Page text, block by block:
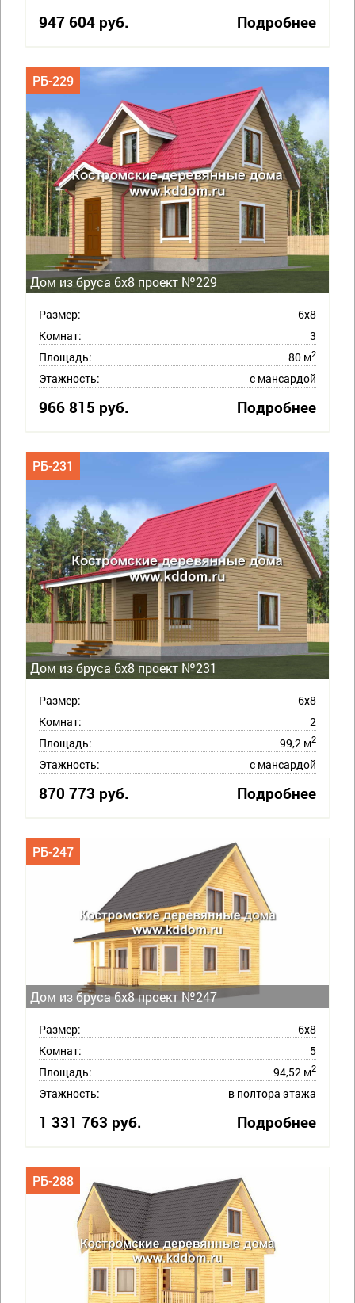
947 604 руб. Подробнее
Дом из бруса 6х8 проект №229
РБ-229
Размер:
6х8
Комнат:
3
Площадь:
80 м2
Этажность: с мансардой
966 815 руб. Подробнее
Дом из бруса 6х8 проект №231
РБ-231
Размер:
6х8
Комнат:
2
Площадь:
99,2 м2
Этажность: с мансардой
870 773 руб. Подробнее
Дом из бруса 6х8 проект №247
РБ-247
Размер:
6х8
Комнат:
5
Площадь:
94,52 м2
Этажность: в полтора этажа
1 331 763 руб. Подробнее
РБ-288